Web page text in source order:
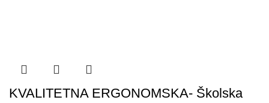
KVALITETNA ERGONOMSKA- Školska